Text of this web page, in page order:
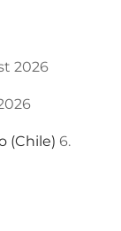
2026
(Chile) 6.